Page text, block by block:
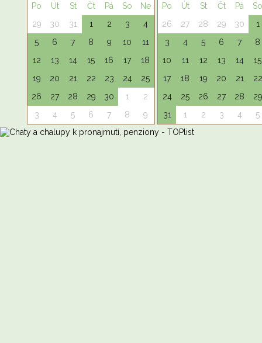
Po
Út St Čt Pá So
Ne
29
30 31 1 2 3
4
5
6 7 8 9 10
11
12
13 14 15 16 17
18
19
20 21 22 23 24
25
26
27 28 29 30 1
2
3
4 5 6 7 8 9
Po
Út St Čt Pá
So
26
27 28 29 30
1
3
4 5 6 7
8
10
11 12 13 14
15
17
18 19 20 21
22
24
25 26 27 28
29
31
1 2 3 4 5